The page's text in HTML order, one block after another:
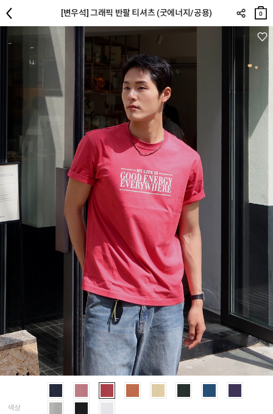
[변우석] 그래픽 반팔 티셔츠 (굿에너지/공용)
장바
구니
0
색상